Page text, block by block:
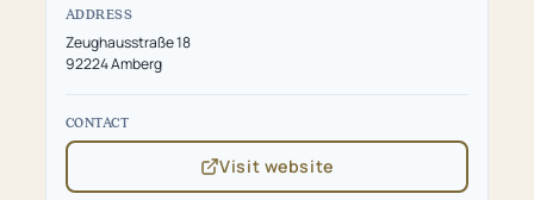
ADDRESS
Zeughausstraße 18
92224 Amberg
CONTACT
Visit website
(opens
in